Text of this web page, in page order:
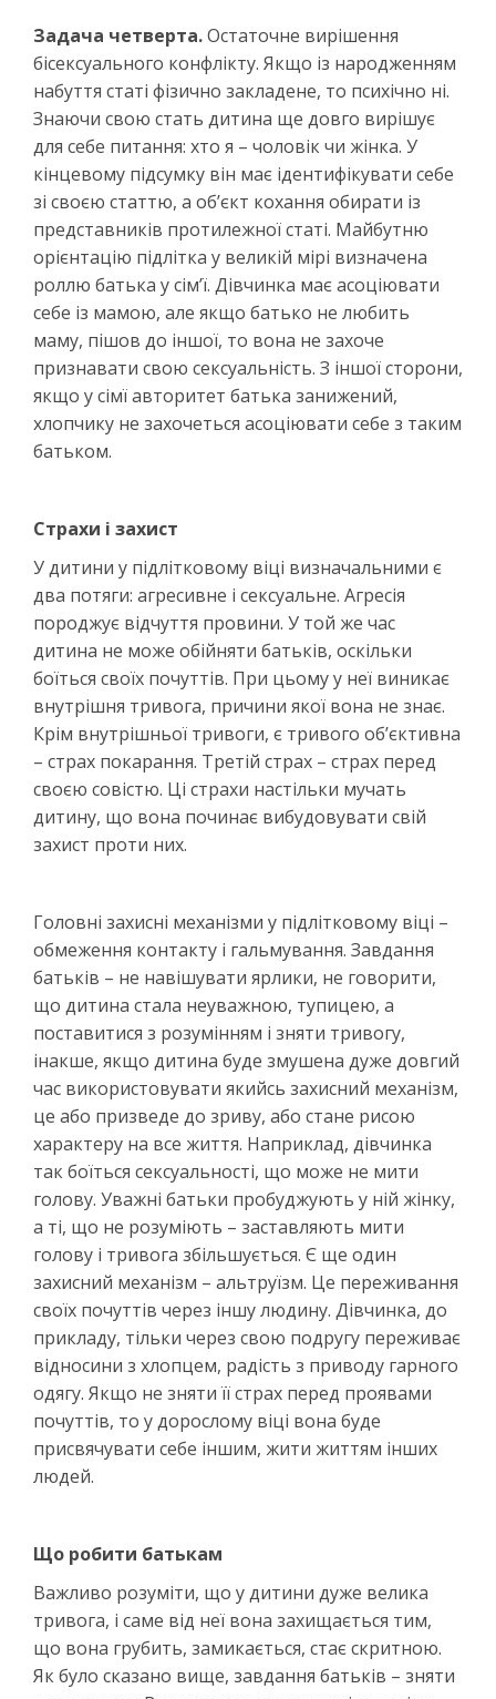
Задача четверта.Остаточне вирішення
бісексуального конфлікту. Якщо із народженням
набуття статі фізично закладене, то психічно ні.
Знаючи свою стать дитина ще довго вирішує
для себе питання: хто я – чоловік чи жінка. У
кінцевому підсумку він має ідентифікувати себе
зі своєю статтю, а об’єкт кохання обирати із
представників протилежної статі. Майбутню
орієнтацію підлітка у великій мірі визначена
роллю батька у сім’ї. Дівчинка має асоціювати
себе із мамою, але якщо батько не любить
маму, пішов до іншої, то вона не захоче
признавати свою сексуальність. З іншої сторони,
якщо у сімї авторитет батька занижений,
хлопчику не захочеться асоціювати себе з таким
батьком.
Страхи і захист
У дитини у підлітковому віці визначальними є
два потяги: агресивне і сексуальне. Агресія
породжує відчуття провини. У той же час
дитина не може обійняти батьків, оскільки
боїться своїх почуттів. При цьому у неї виникає
внутрішня тривога, причини якої вона не знає.
Крім внутрішньої тривоги, є тривого об’єктивна
– страх покарання. Третій страх – страх перед
своєю совістю. Ці страхи настільки мучать
дитину, що вона починає вибудовувати свій
захист проти них.
Головні захисні механізми у підлітковому віці –
обмеження контакту і гальмування. Завдання
батьків – не навішувати ярлики, не говорити,
що дитина стала неуважною, тупицею, а
поставитися з розумінням і зняти тривогу,
інакше, якщо дитина буде змушена дуже довгий
час використовувати якийсь захисний механізм,
це або призведе до зриву, або стане рисою
характеру на все життя. Наприклад, дівчинка
так боїться сексуальності, що може не мити
голову. Уважні батьки пробуджують у ній жінку,
а ті, що не розуміють – заставляють мити
голову і тривога збільшується. Є ще один
захисний механізм – альтруїзм. Це переживання
своїх почуттів через іншу людину. Дівчинка, до
прикладу, тільки через свою подругу переживає
відносини з хлопцем, радість з приводу гарного
одягу. Якщо не зняти її страх перед проявами
почуттів, то у дорослому віці вона буде
присвячувати себе іншим, жити життям інших
людей.
Що робити батькам
Важливо розуміти, що у дитини дуже велика
тривога, і саме від неї вона захищається тим,
що вона грубить, замикається, стає скритною.
Як було сказано вище, завдання батьків – зняти